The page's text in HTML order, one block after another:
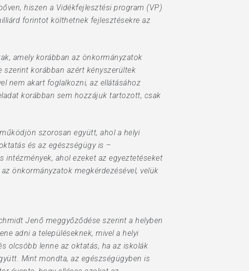
hiszen a Vidékfejlesztési program (VP)
forintot költhetnek fejlesztésekre az
amely korábban az önkormányzatok
szerint korábban azért kényszerültek
nem akart foglalkozni, az ellátásához
korábban sem hozzájuk tartozott, csak
szorosan együtt, ahol a helyi
és az egészségügy is –
intézmények, ahol ezeket az egyeztetéseket
önkormányzatok megkérdezésével, velük
Jenő meggyőződése szerint a helyben
adni a településeknek, mivel a helyi
olcsóbb lenne az oktatás, ha az iskolák
Mint mondta, az egészségügyben is